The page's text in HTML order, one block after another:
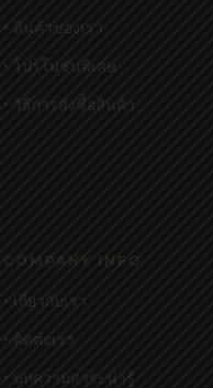
• สินค้าของเรา
• โปรโมชั่นพิเศษ
• วิธีการสั่งซื้อสินค้า
COMPANY INFO
• เกี่ยวกับเรา
• ติดต่อเรา
• บทความสาระน่ารู้